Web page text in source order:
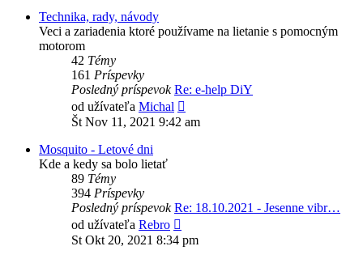
Technika, rady, návody
Veci a zariadenia ktoré použí­vame na lietanie s pomocným
motorom
42 Témy
161 Príspevky
Posledný príspevok Re: e-help DiY
od užívateľa Michal
posledný
Št Nov 11, 2021 9:42 am
Mosquito - Letové dni
Kde a kedy sa bolo lietať
89 Témy
394 Príspevky
Posledný príspevok Re: 18.10.2021 - Jesenne vibr…
od užívateľa Rebro
posledný
príspevok
St Okt 20, 2021 8:34 pm